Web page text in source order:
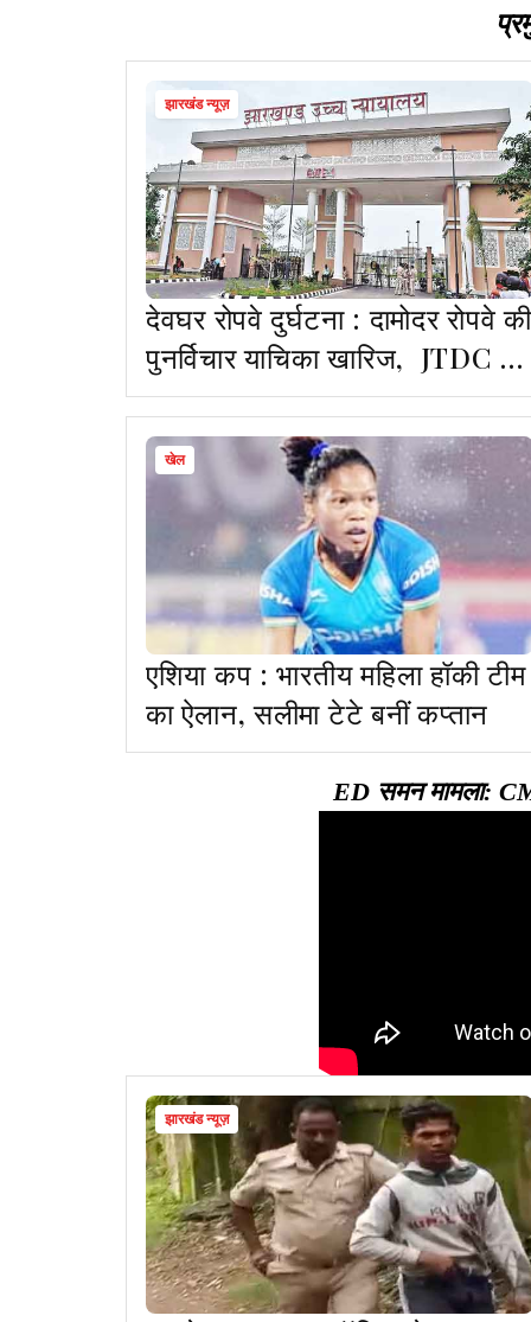
झारखंड न्यूज़
देवघर रोपवे दुर्घटना : दामोदर रोपवे की
पुनर्विचार याचिका खारिज, JTDC ने
अब तक मनी सूट का डिफेक्ट दूर नहीं
किया
खेल
एशिया कप : भारतीय महिला हॉकी टीम
का ऐलान, सलीमा टेटे बनीं कप्तान
ED समन मामला:
झारखंड न्यूज़